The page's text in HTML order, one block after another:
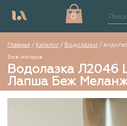
0
Главная / Каталог/ Водолазки /
беж меланж
Водолазка Л2046
Лапша Беж